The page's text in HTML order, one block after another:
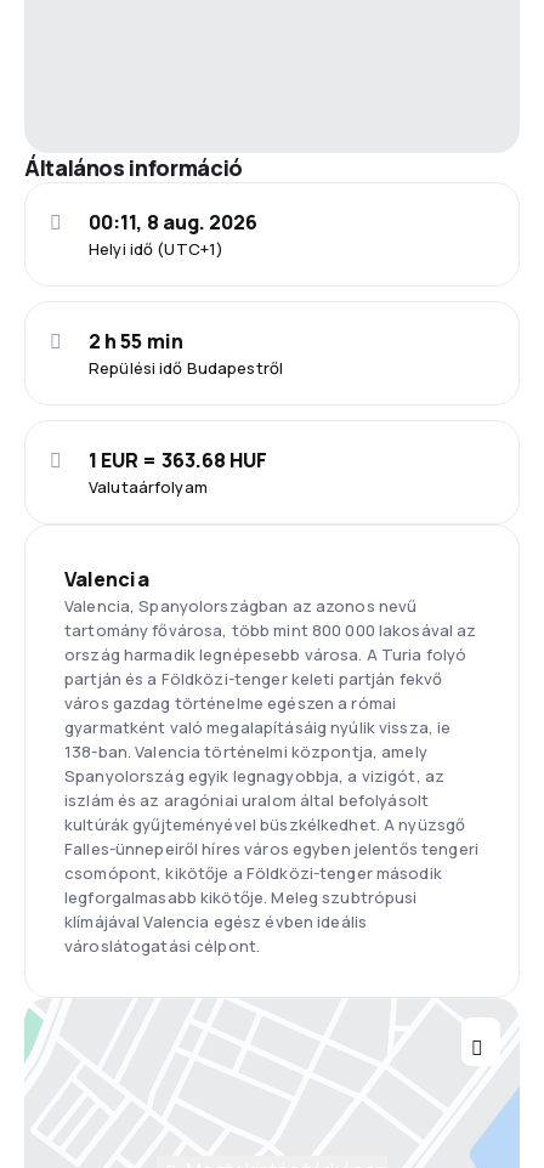
Általános információ
Helyi idő (UTC+1)
00:11, 8 aug. 2026
Repülési idő Budapestről
2 h 55 min
Valutaárfolyam
1 EUR = 363.68 HUF
Valencia
Valencia, Spanyolországban az azonos nevű
tartomány fővárosa, több mint 800 000 lakosával az
ország harmadik legnépesebb városa. A Turia folyó
partján és a Földközi-tenger keleti partján fekvő
város gazdag történelme egészen a római
gyarmatként való megalapításáig nyúlik vissza, ie
138-ban. Valencia történelmi központja, amely
Spanyolország egyik legnagyobbja, a vizigót, az
iszlám és az aragóniai uralom által befolyásolt
kultúrák gyűjteményével büszkélkedhet. A nyüzsgő
Falles-ünnepeiről híres város egyben jelentős tengeri
csomópont, kikötője a Földközi-tenger második
legforgalmasabb kikötője. Meleg szubtrópusi
klímájával Valencia egész évben ideális
városlátogatási célpont.